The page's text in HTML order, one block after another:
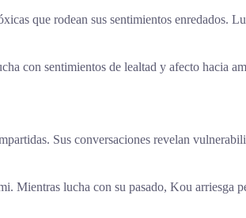
que rodean sus sentimientos enredados.
con sentimientos de lealtad y afecto hacia
Sus conversaciones revelan
Mientras lucha con su pasado, Kou arriesga